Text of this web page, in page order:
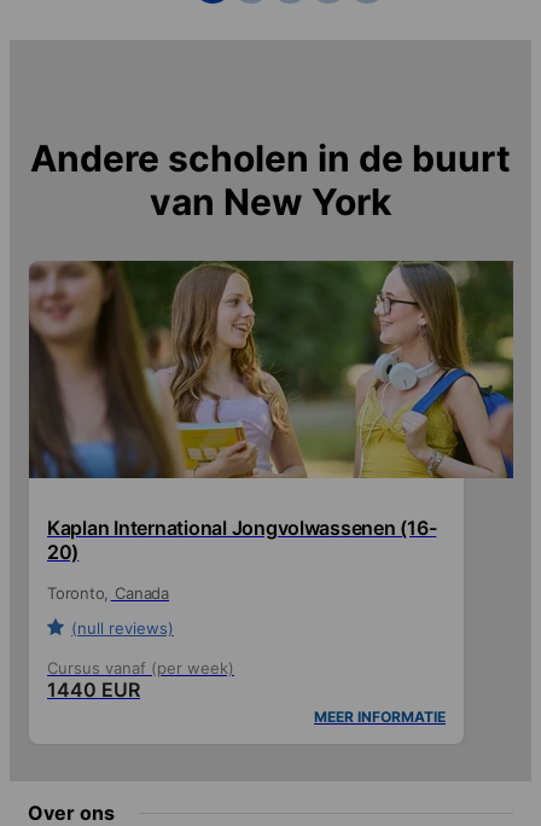
Andere scholen in de buurt
van New York
Kaplan International Jongvolwassenen (16-
20)
Toronto
Canada
(null reviews)
Cursus vanaf (per week)
1440 EUR
MEER INFORMATIE
Over ons